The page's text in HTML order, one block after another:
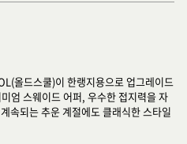
올드스쿨)이 한랭지용으로 업그레이드
엄 스웨이드 어퍼, 우수한 접지력을 자
속되는 추운 계절에도 클래식한 스타일